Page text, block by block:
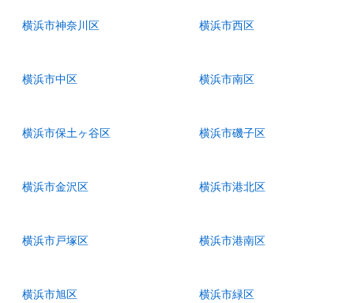
横浜市神奈川区 横浜市西区
横浜市中区 横浜市南区
横浜市保土ヶ谷区 横浜市磯子区
横浜市金沢区 横浜市港北区
横浜市戸塚区 横浜市港南区
横浜市旭区 横浜市緑区